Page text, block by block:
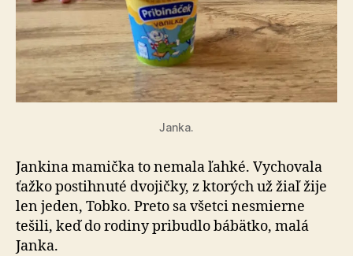
Janka.
Jankina mamička to nemala ľahké. Vychovala
ťažko postihnuté dvojičky, z ktorých už žiaľ žije
len jeden, Tobko. Preto sa všetci nesmierne
tešili, keď do rodiny pribudlo bábätko, malá
Janka.